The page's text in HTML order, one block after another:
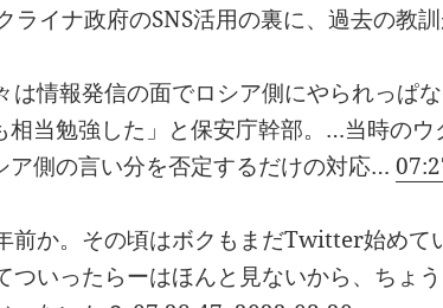
ライナ政府のSNS活用の裏に、過去の教
は情報発信の面でロシア側にやられっぱな
相当勉強した」と保安庁幹部。…当時のウ
ア側の言い分を否定するだけの対応…
前か。その頃はボクもまだTwitter始めて
ついったらーはほんと見ないから、ちょ